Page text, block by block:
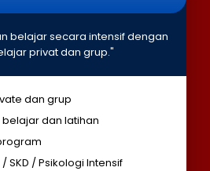
belajar secara intensif dengan
privat dan grup."
dan grup
belajar dan latihan
SKD / Psikologi Intensif